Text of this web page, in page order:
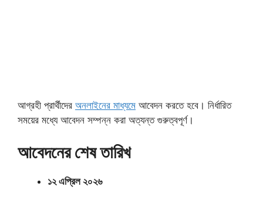
আগ্রহী প্রার্থীদের অনলাইনের মাধ্যমে আবেদন করতে হবে। নির্ধারিত
সময়ের মধ্যে আবেদন সম্পন্ন করা অত্যন্ত গুরুত্বপূর্ণ।
আবেদনের শেষ তারিখ
১২ এপ্রিল ২০২৬